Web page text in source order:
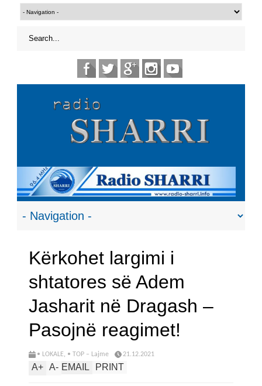
Kërkohet largimi i
shtatores së Adem
Jasharit në Dragash –
Pasojnë reagimet!
• LOKALE, • TOP – Lajme 21.12.2021
A+ A- EMAIL PRINT